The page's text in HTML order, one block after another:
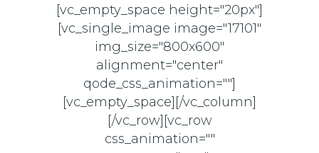
[vc_empty_space height="20px"]
[vc_single_image image="17101"
img_size="800x600"
alignment="center"
qode_css_animation=""]
[vc_empty_space][/vc_column]
[/vc_row][vc_row
css_animation=""